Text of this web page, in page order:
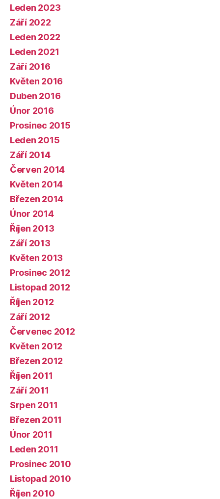
Leden 2023
Září 2022
Leden 2022
Leden 2021
Září 2016
Květen 2016
Duben 2016
Únor 2016
Prosinec 2015
Leden 2015
Září 2014
Červen 2014
Květen 2014
Březen 2014
Únor 2014
Říjen 2013
Září 2013
Květen 2013
Prosinec 2012
Listopad 2012
Říjen 2012
Září 2012
Červenec 2012
Květen 2012
Březen 2012
Říjen 2011
Září 2011
Srpen 2011
Březen 2011
Únor 2011
Leden 2011
Prosinec 2010
Listopad 2010
Říjen 2010